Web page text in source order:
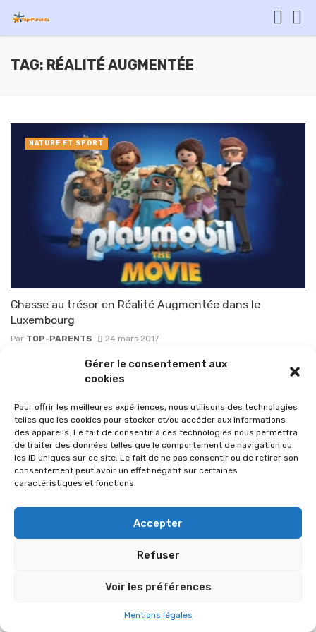
Gérer le consentement aux
cookies
Pour offrir les meilleures expériences, nous utilisons des technologies
telles que les cookies pour stocker et/ou accéder aux informations
des appareils. Le fait de consentir à ces technologies nous permettra
de traiter des données telles que le comportement de navigation ou
les ID uniques sur ce site. Le fait de ne pas consentir ou de retirer son
consentement peut avoir un effet négatif sur certaines
caractéristiques et fonctions.
Accepter
Refuser
Voir les préférences
Mentions légales
TAG: RÉALITÉ AUGMENTÉE
Chasse au trésor en Réalité Augmentée dans le
Luxembourg
Par TOP-PARENTS 24 mars 2017
NATURE ET SPORT
© 2026 Im-presse. Tous droits réservés.